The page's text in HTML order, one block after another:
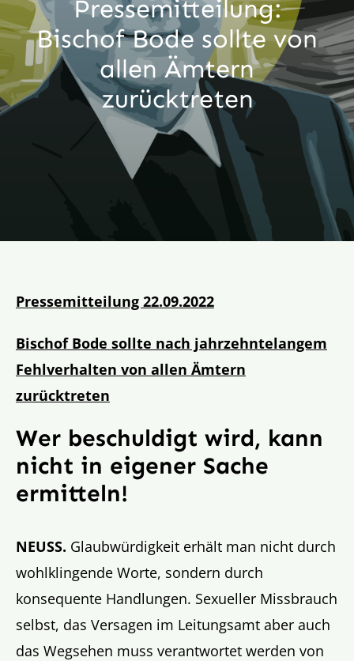
Aktion
Veröffentlichungen
Pressemitteilung:
Bischof Bode sollte von
allen Ämtern
zurücktreten
Pressemitteilung 22.09.2022
Bischof Bode sollte nach jahrzehntelangem
Fehlverhalten von allen Ämtern
zurücktreten
Wer beschuldigt wird, kann
nicht in eigener Sache
ermitteln!
NEUSS. Glaubwürdigkeit erhält man nicht durch
wohlklingende Worte, sondern durch
konsequente Handlungen. Sexueller Missbrauch
selbst, das Versagen im Leitungsamt aber auch
das Wegsehen muss verantwortet werden von